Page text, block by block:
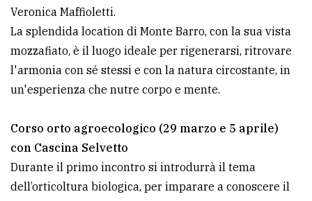
Veronica Maffioletti.
La splendida location di Monte Barro, con la sua vista
mozzafiato, è il luogo ideale per rigenerarsi, ritrovare
l'armonia con sé stessi e con la natura circostante, in
un'esperienza che nutre corpo e mente.
Corso orto agroecologico (29 marzo e 5 aprile)
con Cascina Selvetto
Durante il primo incontro si introdurrà il tema
dell’orticoltura biologica, per imparare a conoscere il